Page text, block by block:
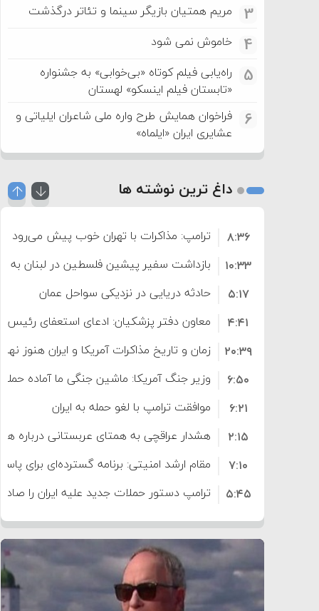
3 مریم همتیان بازیگر سینما و تئاتر درگذشت
4 خاموش نمی شود
5
راه‌یابی فیلم کوتاه «بی‌خوابی» به جشنواره
«تابستان فیلم اینسکو» لهستان
6
فراخوان همایش طرح واره ملی شاعران ایلیاتی و
عشایری ایران «ایلماه»
داغ ترین نوشته ها
ترامپ: مذاکرات با تهران خوب پیش می‌رود
۸:۳۶
بازداشت سفیر پیشین فلسطین در لبنان به
۱۰:۳۳
حادثه دریایی در نزدیکی سواحل عمان
۵:۱۷
معاون دفتر پزشکیان: ادعای استعفای
است
۴:۴۱
زمان و تاریخ مذاکرات آمریکا و ایران هنوز
۲۰:۳۹
وزیر جنگ آمریکا: ماشین جنگی ما آماده حمله
۶:۵۰
موافقت ترامپ با لغو حمله به ایران
۶:۲۱
هشدار عراقچی به همتای عربستانی درباره
۲:۱۵
مقام ارشد امنیتی: برنامه گسترده‌ای برای پاسخ
۷:۱۰
ترامپ دستور حملات جدید علیه ایران را صادر
۵:۴۵
سپاه: دو نفتکش متخلف مورد اصابت قرار
۱۲:۵۹
ترامپ مدعی توافق تاریخی برای خلع سلاح
۸:۵۷
اعتراض عراقچی به همتای بلغارستانی به
ایران
۱۶:۱۹
کشورهایی که به متجاوزان کمک می کنند